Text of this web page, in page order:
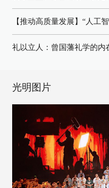
【推动高质量发展】“人工
礼以立人：曾国藩礼学的内
光明图片